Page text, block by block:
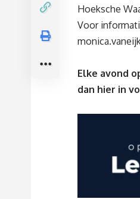
Hoeksche
Voor
Elke avond
dan hier in